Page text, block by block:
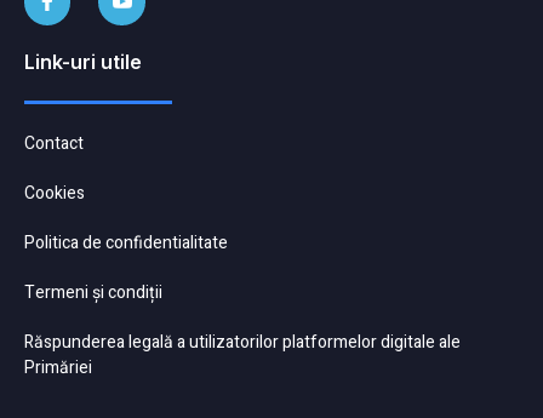
Link-uri utile
Contact
Cookies
Politica de confidentialitate
Termeni și condiții
Răspunderea legală a utilizatorilor platformelor digitale ale
Primăriei